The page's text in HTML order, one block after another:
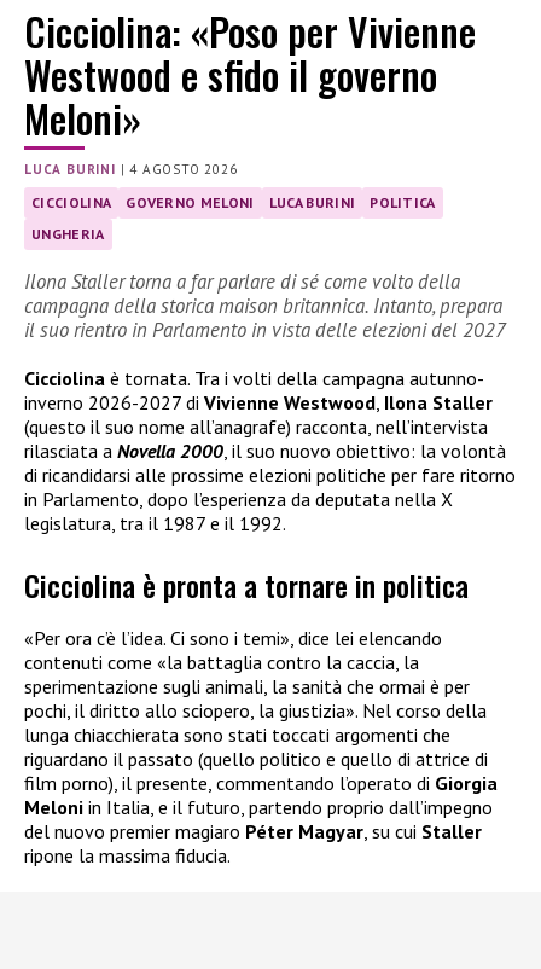
Cicciolina: «Poso per Vivienne
Westwood e sfido il governo
Meloni»
LUCA BURINI |4 AGOSTO 2026
CICCIOLINA GOVERNO MELONI LUCA BURINI
POLITICA
UNGHERIA
Ilona Staller torna a far parlare di sé come volto della
campagna della storica maison britannica. Intanto, prepara
il suo rientro in Parlamento in vista delle elezioni del 2027
Cicciolina è tornata. Tra i volti della campagna autunno-
inverno 2026-2027 di Vivienne Westwood, Ilona Staller
(questo il suo nome all’anagrafe) racconta, nell’intervista
rilasciata a Novella 2000, il suo nuovo obiettivo: la volontà
di ricandidarsi alle prossime elezioni politiche per fare ritorno
in Parlamento, dopo l’esperienza da deputata nella X
legislatura, tra il 1987 e il 1992.
Cicciolina è pronta a tornare in politica
«Per ora c’è l’idea. Ci sono i temi», dice lei elencando
contenuti come «la battaglia contro la caccia, la
sperimentazione sugli animali, la sanità che ormai è per
pochi, il diritto allo sciopero, la giustizia». Nel corso della
lunga chiacchierata sono stati toccati argomenti che
riguardano il passato (quello politico e quello di attrice di
film porno), il presente, commentando l’operato di Giorgia
Meloni in Italia, e il futuro, partendo proprio dall’impegno
del nuovo premier magiaro Péter Magyar , su cui Staller
ripone la massima fiducia.